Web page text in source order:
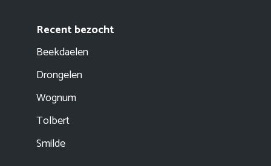
Recent bezocht
Beekdaelen
Drongelen
Wognum
Tolbert
Smilde